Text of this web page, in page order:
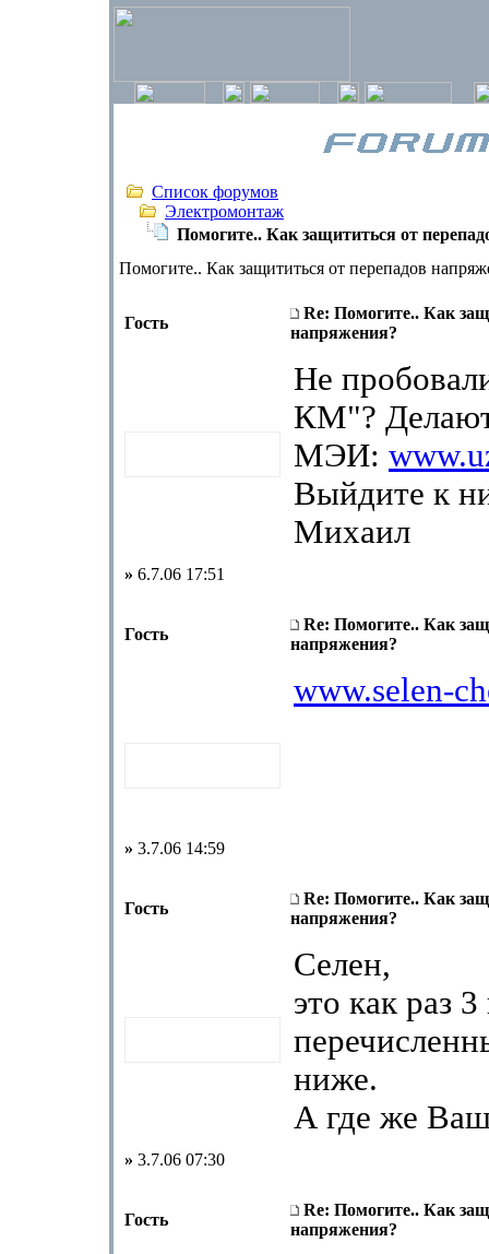
Список форумов
Электромонтаж
Помогите.. Как защититься от
Помогите.. Как защититься от перепадов
Гость
Re: Помогите.. Как
напряжения?
Не
КМ"?
МЭИ:
Выйдите к
Михаил
» 6.7.06 17:51
Гость
Re: Помогите.. Как
напряжения?
www.selen-
» 3.7.06 14:59
Гость
Re: Помогите.. Как
напряжения?
Селен,
это как раз
ниже.
А где же
» 3.7.06 07:30
Гость
Re: Помогите.. Как
напряжения?